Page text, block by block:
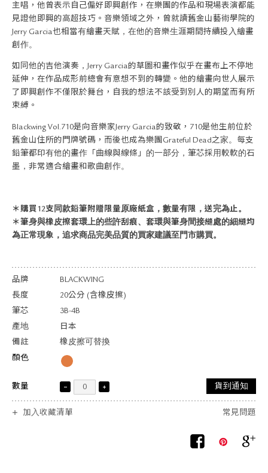
主唱，他曾表示自己偏好即興創作，在樂團的作品和現場表演都能
見證他即興的高超技巧。音樂領域之外，曾就讀舊金山藝術學院的
Jerry Garcia也相當有繪畫天賦，在他的音樂生涯期間持續投入繪畫
創作。
如同他的吉他演奏，Jerry Garcia的草圖和畫作似乎在畫布上不停地
延伸，在作品成形前總會有意想不到的轉變。他的繪畫向世人展示
了即興創作不僅限於舞台，自我的想法不該受到別人的期望而有所
束縛。
Blackwing Vol.710是向音樂家Jerry Garcia的致敬，710是他生前位於
舊金山住所的門牌號碼，而後也成為樂團Grateful Dead之家。每支
鉛筆都印有他的畫作「曲線與線條」的一部分，筆芯採用較軟的石
墨，非常適合繪畫和歌曲創作。
＊購買12支同款鉛筆附贈限量原廠紙盒，數量有限，送完為止。
＊筆身與橡皮擦套環上的些許刮痕、套環與筆身間接縫處的細縫均
為正常現象，追求商品完美品質的買家建議至門市購買。
品牌
BLACKWING
長度
20公分 (含橡皮擦)
筆芯
3B-4B
產地
日本
備註
橡皮擦可替換
顏色
數量 貨到通知
加入收藏清單 常見問題